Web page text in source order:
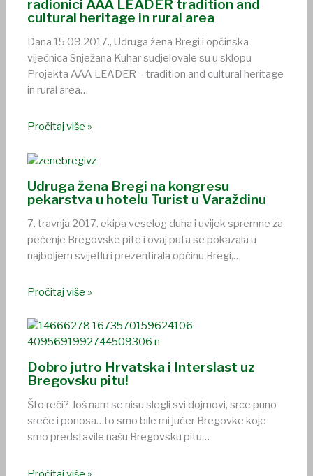
radionici AAA LEADER tradition and
cultural heritage in rural area
Dana 15.09.2017., Udruga žena Bregi i općinska
vijećnica Snježana Kuhar sudjelovale su u sklopu
Projekta AAA LEADER – tradition and cultural heritage
in rural area…
Pročitaj više »
Udruga žena Bregi na kongresu
pekarstva u hotelu Turist u Varaždinu
7. travnja 2017. ekipa veselog duha i uvijek spremne za
pečenje Bregovske pite i ovaj puta se pokazala u
najboljem svijetlu i prezentirala općinu Bregi,…
Pročitaj više »
Dobro jutro Hrvatska i Interslast uz
Bregovsku pitu!
Što reći? Još nam se nisu slegli svi dojmovi, srce puno
sreće i ponosa…to smo bile mi jučer Bregovke koje
smo predstavile našu Bregovsku pitu…